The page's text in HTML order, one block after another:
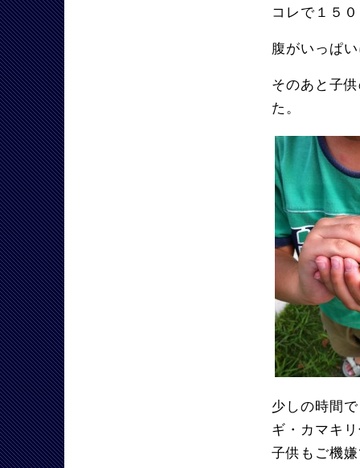
コレで１５
腹がいっぱ
そのあと子
た。
少しの時間
ギ・カマキ
子供もご機